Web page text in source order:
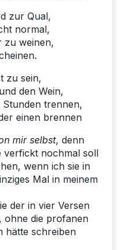
zur Qual,
normal,
zu weinen,
zu sein,
den Wein,
trennen,
einen brennen
mir selbst, denn
verfickt nochmal soll
wenn ich sie in
Mal in meinem
der in vier Versen
ohne die profanen
hätte schreiben